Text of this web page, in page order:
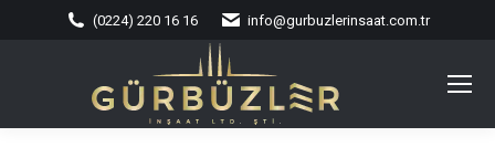
(0224) 220 16 16 info@gurbuzlerinsaat.com.tr